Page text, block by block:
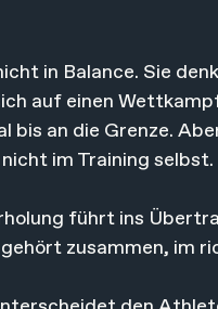
in Balance. Sie
auf einen
bis an die Grenze.
im Training
führt ins
zusammen, im